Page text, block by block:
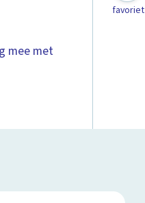
mee met
favoriet